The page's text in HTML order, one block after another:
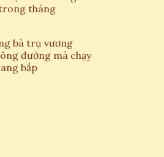
tháng
bà trụ vương
đường mà chạy
bắp